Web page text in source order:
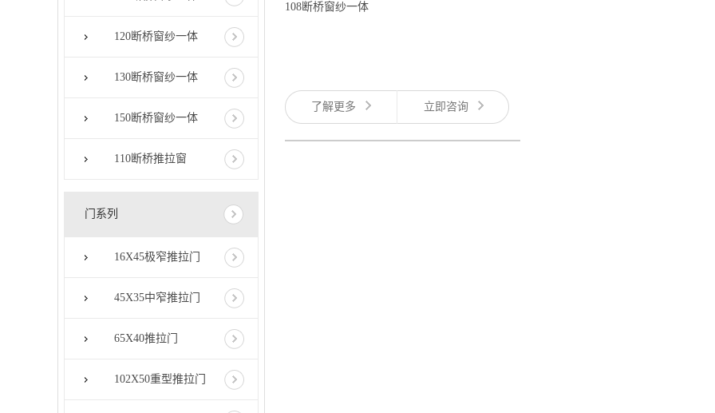
108断桥窗纱一体
了解更多 立即咨询
120断桥窗纱一体
130断桥窗纱一体
150断桥窗纱一体
110断桥推拉窗
门系列
16X45极窄推拉门
45X35中窄推拉门
65X40推拉门
102X50重型推拉门